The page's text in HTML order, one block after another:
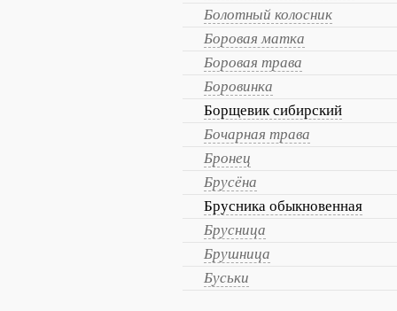
Болотный колосник
Боровая матка
Боровая трава
Боровинка
Борщевик сибирский
Бочарная трава
Бронец
Брусёна
Брусника обыкновенная
Брусница
Брушница
Буськи